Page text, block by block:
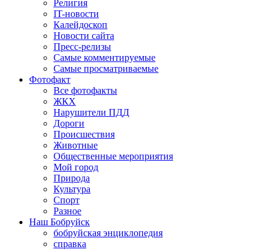
Религия
IT-новости
Калейдоскоп
Новости сайта
Пресс-релизы
Самые комментируемые
Самые просматриваемые
Фотофакт
Все фотофакты
ЖКХ
Нарушители ПДД
Дороги
Происшествия
Животные
Общественные мероприятия
Мой город
Природа
Культура
Спорт
Разное
Наш Бобруйск
бобруйская энциклопедия
справка